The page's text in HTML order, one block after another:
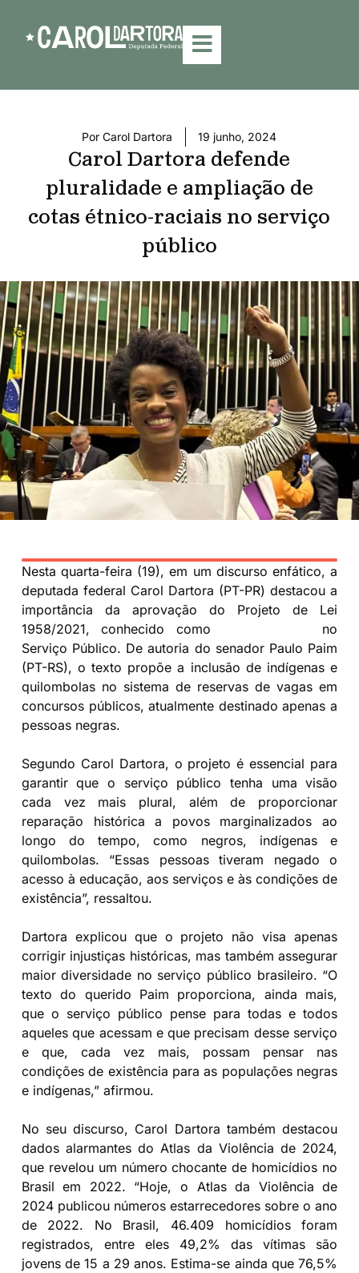
Por Carol Dartora 19 junho, 2024
Carol Dartora defende
pluralidade e ampliação de
cotas étnico-raciais no serviço
público
Nesta quarta-feira (19), em um discurso enfático, a
deputada federal Carol Dartora (PT-PR) destacou a
importância da aprovação do Projeto de Lei
1958/2021, conhecido como
no
Serviço Público. De autoria do senador Paulo Paim
(PT-RS), o texto propõe a inclusão de indígenas e
quilombolas no sistema de reservas de vagas em
concursos públicos, atualmente destinado apenas a
pessoas negras.
Segundo Carol Dartora, o projeto é essencial para
garantir que o serviço público tenha uma visão
cada vez mais plural, além de proporcionar
reparação histórica a povos marginalizados ao
longo do tempo, como negros, indígenas e
quilombolas. “Essas pessoas tiveram negado o
acesso à educação, aos serviços e às condições de
existência”, ressaltou.
Dartora explicou que o projeto não visa apenas
corrigir injustiças históricas, mas também assegurar
maior diversidade no serviço público brasileiro. “O
texto do querido Paim proporciona, ainda mais,
que o serviço público pense para todas e todos
aqueles que acessam e que precisam desse serviço
e que, cada vez mais, possam pensar nas
condições de existência para as populações negras
e indígenas,” afirmou.
No seu discurso, Carol Dartora também destacou
dados alarmantes do Atlas da Violência de 2024,
que revelou um número chocante de homicídios no
Brasil em 2022. “Hoje, o Atlas da Violência de
2024 publicou números estarrecedores sobre o ano
de 2022. No Brasil, 46.409 homicídios foram
registrados, entre eles 49,2% das vítimas são
jovens de 15 a 29 anos. Estima-se ainda que 76,5%